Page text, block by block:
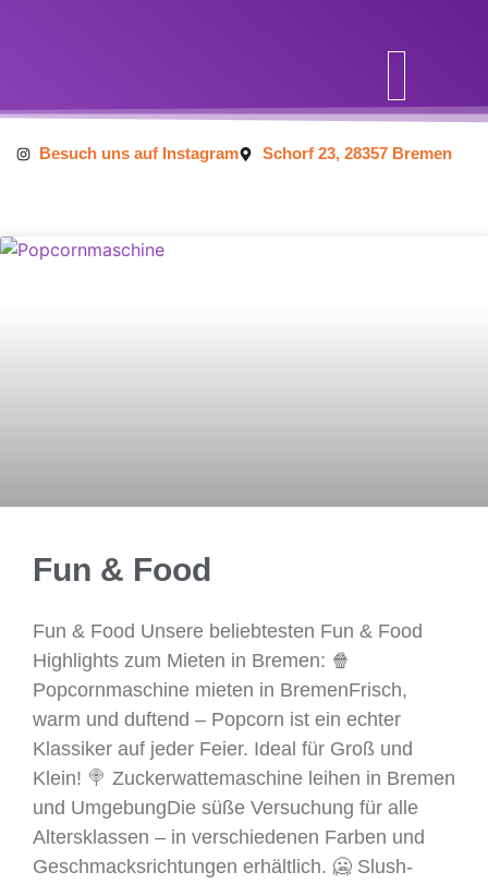
Besuch uns auf Instagram Schorf 23, 28357 Bremen
Fun & Food
Fun & Food Unsere beliebtesten Fun & Food
Highlights zum Mieten in Bremen: 🍿
Popcornmaschine mieten in BremenFrisch,
warm und duftend – Popcorn ist ein echter
Klassiker auf jeder Feier. Ideal für Groß und
Klein! 🍭 Zuckerwattemaschine leihen in Bremen
und UmgebungDie süße Versuchung für alle
Altersklassen – in verschiedenen Farben und
Geschmacksrichtungen erhältlich. 🥶 Slush-